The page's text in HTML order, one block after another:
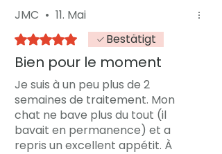
he would not recover. Then we
found this treatment, CaliciX,
that changed everything in just
two days. Now he is happy, plays,
eats, and lives well. Truly
incredible and thankful!
JMC • 11. Mai
Mit 5 von 5 Sternen bewertet.
Bestätigt
Bien pour le moment
Je suis à un peu plus de 2
semaines de traitement. Mon
chat ne bave plus du tout (il
bavait en permanence) et a
repris un excellent appétit. À